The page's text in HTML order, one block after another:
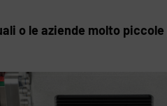
o le aziende molto piccole